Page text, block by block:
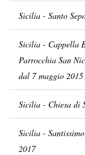
Sicilia - Santo
Sicilia - Cappella
Parrocchia San
dal 7 maggio 2015
Sicilia - Chiesa di
Sicilia -
2017